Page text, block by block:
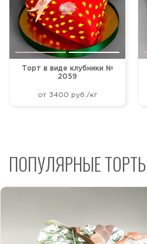
По популярности
Торт в виде клубники №
2059
от 3400 руб./кг
ПОПУЛЯРНЫЕ